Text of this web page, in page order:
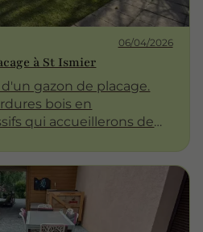
06/04/2026
à St Ismier
gazon de placage.
bois en
qui accueillerons de